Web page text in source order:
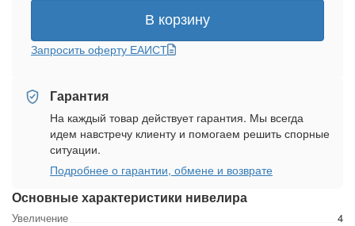
Основные характеристики нивелира
Увеличение 4
В корзину
Запросить оферту ЕАИСТ
Гарантия
На каждый товар действует гарантия. Мы всегда
идем навстречу клиенту и помогаем решить спорные
ситуации.
Подробнее о гарантии, обмене и возврате